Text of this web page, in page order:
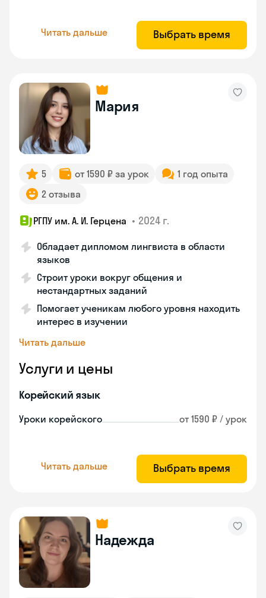
Читать дальше Выбрать время
Мария
5 от 1590 ₽ за урок
1 год опыта
2 отзыва
РГПУ им. А. И. Герцена • 2024 г.
Обладает дипломом лингвиста в области
языков
Строит уроки вокруг общения и
нестандартных заданий
Помогает ученикам любого уровня находить
интерес в изучении
Читать дальше
Услуги и цены
Корейский язык
Уроки корейского от 1590 ₽ / урок
Читать дальше Выбрать время
Надежда